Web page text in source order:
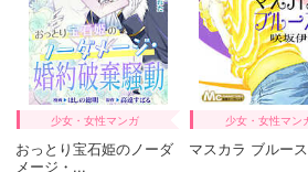
あらすじを表示する
傷だらけ聖女より報復をこ
165
少女・女性マンガ
おっとり宝石姫のノーダ
メージ・...
少女・女性マン
マスカラ ブルース